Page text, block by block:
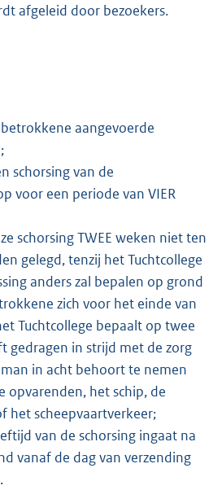
afgeleid door bezoekers.
aangevoerde
schorsing van de
voor een periode van VIER
schorsing TWEE weken niet ten
gelegd, tenzij het Tuchtcollege
anders zal bepalen op grond
zich voor het einde van
Tuchtcollege bepaalt op twee
gedragen in strijd met de zorg
in acht behoort te nemen
opvarenden, het schip, de
het scheepvaartverkeer;
van de schorsing ingaat na
vanaf de dag van verzending